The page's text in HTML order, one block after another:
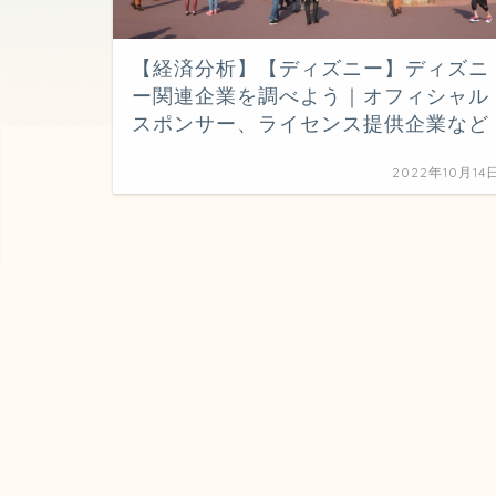
【経済分析】【ディズニー】ディズニ
ー関連企業を調べよう｜オフィシャル
スポンサー、ライセンス提供企業など
2022年10月14